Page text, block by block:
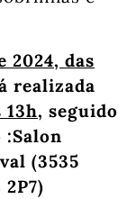
2024, das
realizada
13h, seguido
(3535